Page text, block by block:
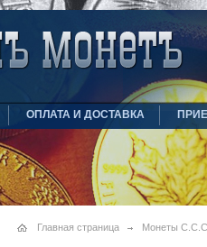
ОПЛАТА И ДОСТАВКА
Главная страница Монеты